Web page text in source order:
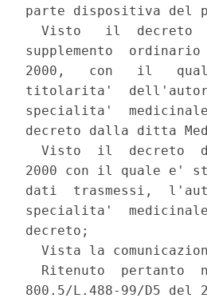
parte dispositiva del
Visto   il  decreto
supplemento
2000,   con   il
titolarita'
specialita'
decreto dalla ditta
Visto  il  decreto
2000 con il quale e'
dati  trasmessi,
specialita'
decreto;
Vista la
Ritenuto  pertanto
800.5/L.488-99/D5 del